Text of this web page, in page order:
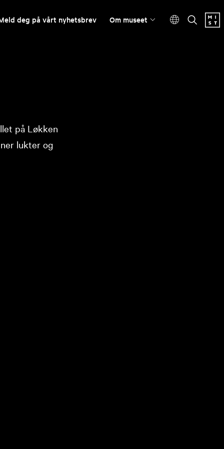
deg på vårt nyhetsbrev Om museet
på Løkken
lukter og